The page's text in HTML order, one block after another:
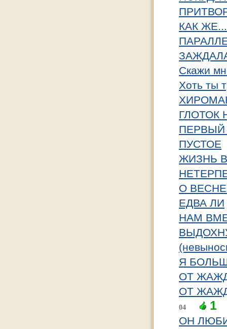
КАК ЖЕ...
Скажи
Хоть ты
ГЛОТОК
ПЕРВЫЙ
ПУСТОЕ
ЖИЗНЬ
О
ЕДВА ЛИ
НАМ
Я
ОТ
ОТ
04 1
ОН